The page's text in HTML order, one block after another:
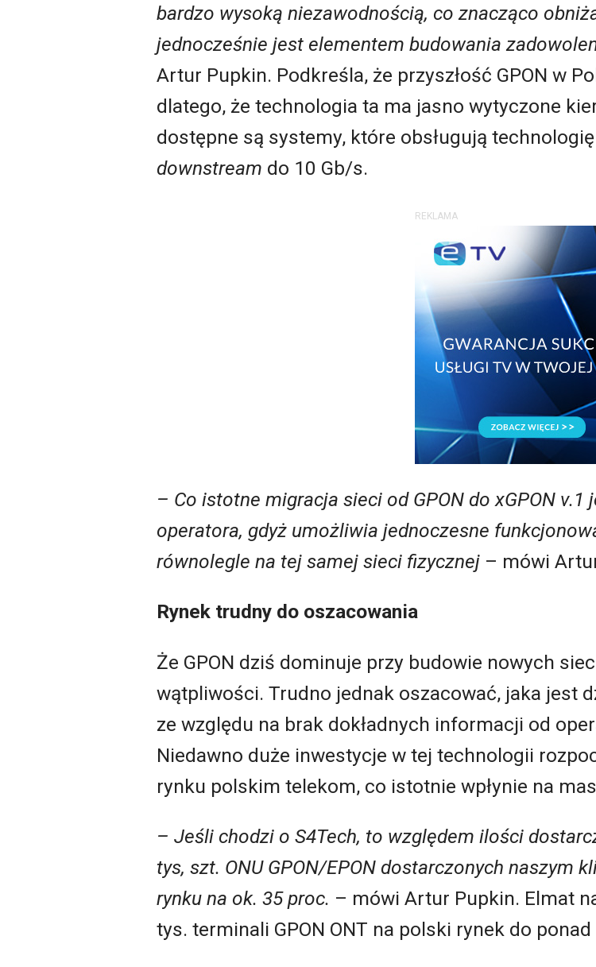
bardzo wysoką niezawodnością, co znacząco
jednocześnie jest elementem budowania
Artur Pupkin. Podkreśla, że przyszłość GPON w
dlatego, że technologia ta ma jasno wytyczone
dostępne są systemy, które obsługują
downstream do 10 Gb/s.
REKLAMA
– Co istotne migracja sieci od GPON do xGPON
operatora, gdyż umożliwia jednoczesne
równolegle na tej samej sieci fizycznej – mówi
Rynek trudny do oszacowania
Że GPON dziś dominuje przy budowie nowych
wątpliwości. Trudno jednak oszacować, jaka jest
ze względu na brak dokładnych informacji od
Niedawno duże inwestycje w tej technologii
rynku polskim telekom, co istotnie wpłynie na
– Jeśli chodzi o S4Tech, to względem ilości
tys, szt. ONU GPON/EPON dostarczonych naszym
rynku na ok. 35 proc. – mówi Artur Pupkin. Elmat
tys. terminali GPON ONT na polski rynek do